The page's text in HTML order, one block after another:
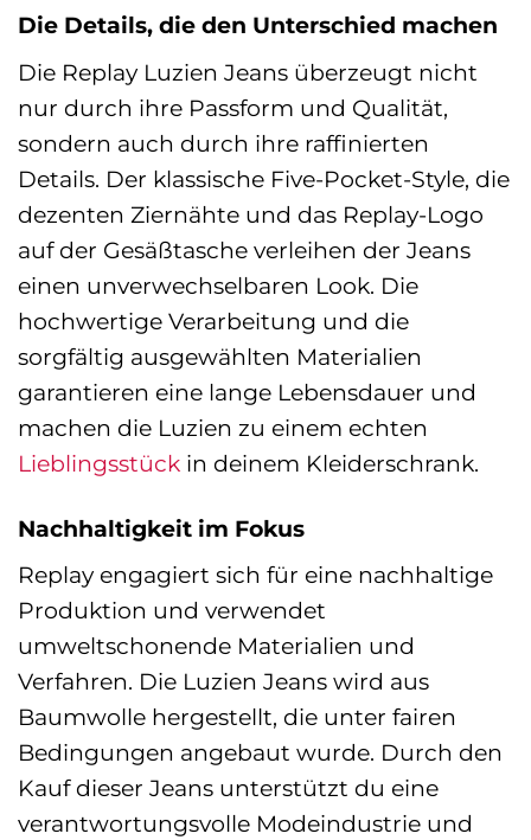
Die Details, die den Unterschied machen
Die Replay Luzien Jeans überzeugt nicht
nur durch ihre Passform und Qualität,
sondern auch durch ihre raffinierten
Details. Der klassische Five-Pocket-Style, die
dezenten Ziernähte und das Replay-Logo
auf der Gesäßtasche verleihen der Jeans
einen unverwechselbaren Look. Die
hochwertige Verarbeitung und die
sorgfältig ausgewählten Materialien
garantieren eine lange Lebensdauer und
machen die Luzien zu einem echten
Lieblingsstück in deinem Kleiderschrank.
Nachhaltigkeit im Fokus
Replay engagiert sich für eine nachhaltige
Produktion und verwendet
umweltschonende Materialien und
Verfahren. Die Luzien Jeans wird aus
Baumwolle hergestellt, die unter fairen
Bedingungen angebaut wurde. Durch den
Kauf dieser Jeans unterstützt du eine
verantwortungsvolle Modeindustrie und